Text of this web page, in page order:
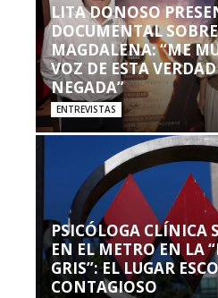
LITA DONOSO
DOCUMENTAL
MAGDALENA: “ME
VOZ DE ESTA
NEGADA”
ENTREVISTAS
PSICÓLOGA CLÍNICA
EN EL METRO EN LA
GRIS”: EL LUGAR
CONTAGIOSO